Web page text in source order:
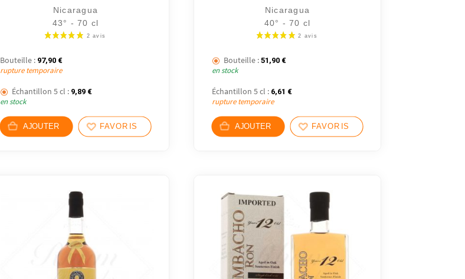
Nicaragua
43° - 70 cl
Bouteille : 97,90 €
rupture temporaire
Échantillon 5 cl : 9,89 €
en stock
AJOUTER FAVORIS
Nicaragua
40° - 70 cl
Bouteille : 51,90 €
en stock
Échantillon 5 cl : 6,61 €
rupture temporaire
AJOUTER FAVORIS